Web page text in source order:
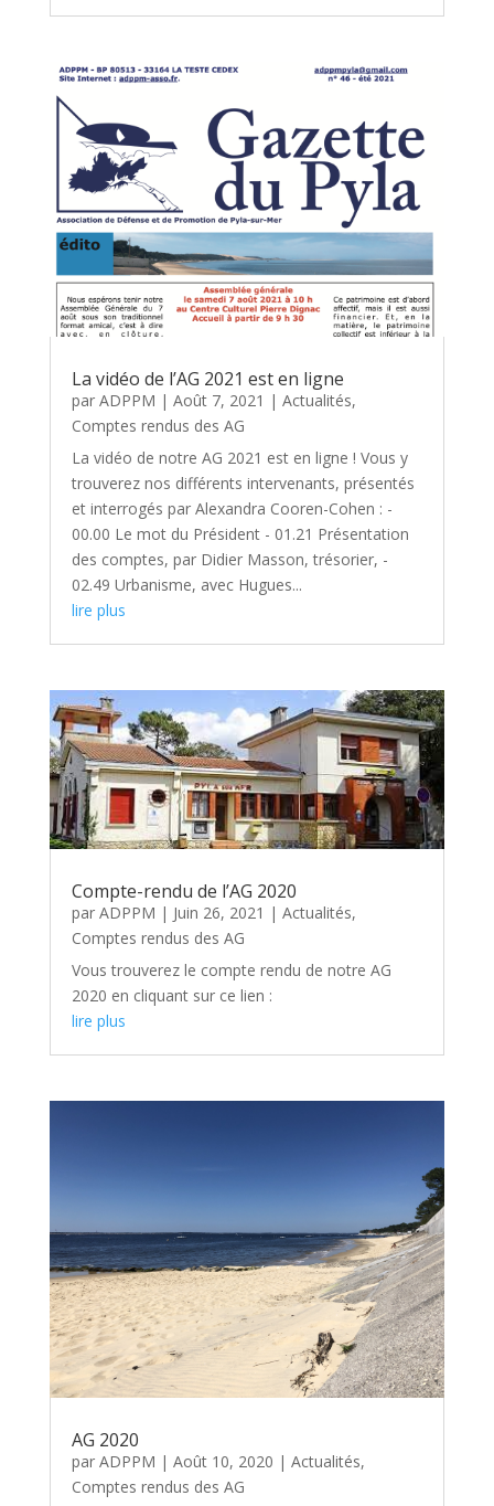
La vidéo de l’AG 2021 est en ligne
par ADPPM | Août 7, 2021 | Actualités,
Comptes rendus des AG
La vidéo de notre AG 2021 est en ligne ! Vous y
trouverez nos différents intervenants, présentés
et interrogés par Alexandra Cooren-Cohen : -
00.00 Le mot du Président - 01.21 Présentation
des comptes, par Didier Masson, trésorier, -
02.49 Urbanisme, avec Hugues...
lire plus
Compte-rendu de l’AG 2020
par ADPPM | Juin 26, 2021 | Actualités,
Comptes rendus des AG
Vous trouverez le compte rendu de notre AG
2020 en cliquant sur ce lien :
lire plus
AG 2020
par ADPPM | Août 10, 2020 | Actualités,
Comptes rendus des AG